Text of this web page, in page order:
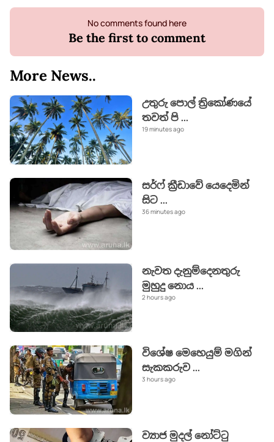
No comments found here
Be the first to comment
More News..
උතුරු පොල් ත්‍රිකෝණයේ
තවත් පි ...
19 minutes ago
සර්ෆ් ක්‍රීඩාවේ යෙදෙමින්
සිට ...
36 minutes ago
නැවත දැනුම්දෙනතුරු
මුහුදු නොය ...
2 hours ago
විශේෂ මෙහෙයුම් මගින්
සැකකරුව ...
3 hours ago
ව්‍යාජ මුදල් නෝට්ටු